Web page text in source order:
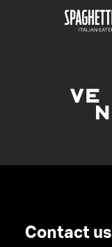
Contact us